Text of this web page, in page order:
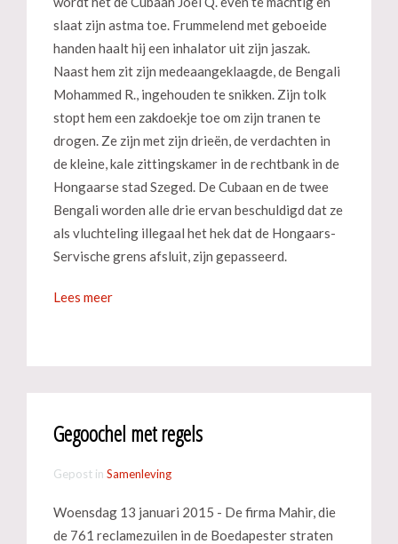
slaat zijn astma toe. Frummelend met geboeide
handen haalt hij een inhalator uit zijn jaszak.
Naast hem zit zijn medeaangeklaagde, de Bengali
Mohammed R., ingehouden te snikken. Zijn tolk
stopt hem een zakdoekje toe om zijn tranen te
drogen. Ze zijn met zijn drieën, de verdachten in
de kleine, kale zittingskamer in de rechtbank in de
Hongaarse stad Szeged. De Cubaan en de twee
Bengali worden alle drie ervan beschuldigd dat ze
als vluchteling illegaal het hek dat de Hongaars-
Servische grens afsluit, zijn gepasseerd.
Lees meer
Gegoochel met regels
Gepost in Samenleving
Woensdag 13 januari 2015 - De firma Mahir, die
de 761 reclamezuilen in de Boedapester straten